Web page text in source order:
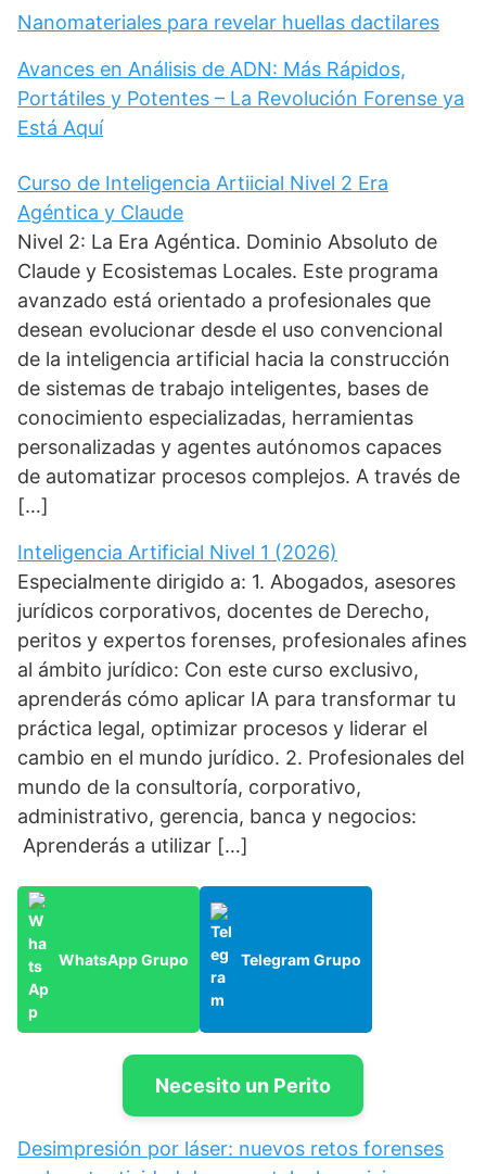
Nanomateriales para revelar huellas dactilares
Avances en Análisis de ADN: Más Rápidos,
Portátiles y Potentes – La Revolución Forense ya
Está Aquí
Curso de Inteligencia Artiicial Nivel 2 Era
Agéntica y Claude
Nivel 2: La Era Agéntica. Dominio Absoluto de
Claude y Ecosistemas Locales. Este programa
avanzado está orientado a profesionales que
desean evolucionar desde el uso convencional
de la inteligencia artificial hacia la construcción
de sistemas de trabajo inteligentes, bases de
conocimiento especializadas, herramientas
personalizadas y agentes autónomos capaces
de automatizar procesos complejos. A través de
[…]
Inteligencia Artificial Nivel 1 (2026)
Especialmente dirigido a: 1. Abogados, asesores
jurídicos corporativos, docentes de Derecho,
peritos y expertos forenses, profesionales afines
al ámbito jurídico: Con este curso exclusivo,
aprenderás cómo aplicar IA para transformar tu
práctica legal, optimizar procesos y liderar el
cambio en el mundo jurídico. 2. Profesionales del
mundo de la consultoría, corporativo,
administrativo, gerencia, banca y negocios:
Aprenderás a utilizar […]
WhatsApp Grupo Telegram Grupo
Necesito un Perito
Desimpresión por láser: nuevos retos forenses